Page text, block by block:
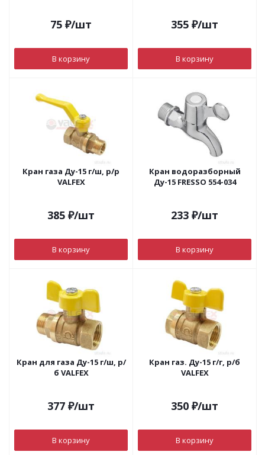
75 ₽/шт
В корзину
355 ₽/шт
В корзину
Кран газа Ду-15 г/ш, р/р
VALFEX
385 ₽/шт
В корзину
Кран водоразборный
Ду-15 FRESSO 554-034
233 ₽/шт
В корзину
Кран для газа Ду-15 г/ш, р/
б VALFEX
377 ₽/шт
В корзину
Кран газ. Ду-15 г/г, р/б
VALFEX
350 ₽/шт
В корзину